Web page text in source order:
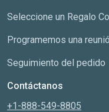
Seleccione un Regalo
Programemos una
Seguimiento del pedido
Contáctanos
+1-888-549-8805